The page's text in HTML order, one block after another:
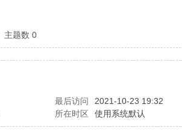
主题数 0
最后访问 2021-10-23 19:32
所在时区 使用系统默认